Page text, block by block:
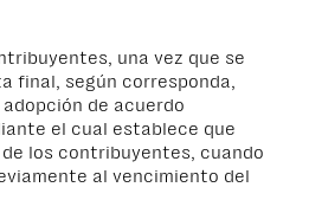
una vez que se
final, según corresponda,
de acuerdo
el cual establece que
los contribuyentes, cuando
al vencimiento del